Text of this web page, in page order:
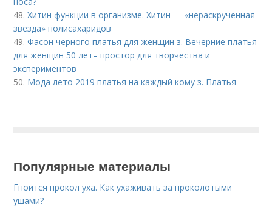
48.Хитин функции в организме. Хитин — «нераскрученная
звезда» полисахаридов
49.Фасон черного платья для женщин з. Вечерние платья
для женщин 50 лет– простор для творчества и
экспериментов
50. Мода лето 2019 платья на каждый кому з. Платья
Популярные материалы
Гноится прокол уха. Как ухаживать за проколотыми
ушами?